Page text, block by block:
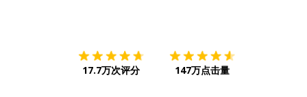
17.7万次评分 147万点击量